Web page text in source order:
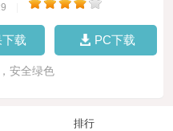
载 PC下载
安全绿色
排行